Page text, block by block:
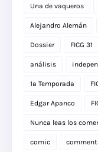
Una de vaqueros
Alejandro Alemán
Dossier FICG 31
análisis
1a Temporada
Edgar Apanco
Nunca leas los
comic